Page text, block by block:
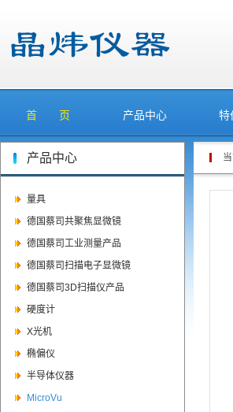
首 页 产品中心 特
产品中心
量具
德国蔡司共聚焦显微镜
德国蔡司工业测量产品
德国蔡司扫描电子显微镜
德国蔡司3D扫描仪产品
硬度计
X光机
椭偏仪
半导体仪器
MicroVu